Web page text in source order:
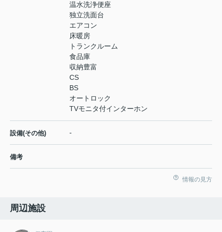
温水洗浄便座
独立洗面台
エアコン
床暖房
トランクルーム
食品庫
収納豊富
CS
BS
オートロック
TVモニタ付インターホン
設備(その他) -
備考
情報の見方
周辺施設